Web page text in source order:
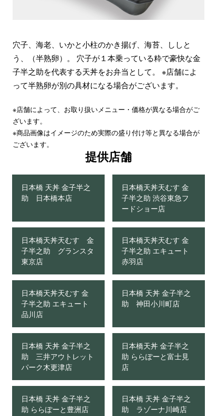
穴子、海老、いかと小柱のかき揚げ、海苔、ししと
う、（半熟卵）。 穴子が１本乗っている粋で豪快な金
子半之助を代表する天丼をお弁当として。 ※店舗によ
って半熟卵が別の具材になる場合がございます。
※店舗によって、お取り扱いメニュー・価格が異なる場合がご
ざいます。
※商品画像はイメージのため実際の盛り付け等と異なる場合が
ございます。
提供店舗
日本橋 天丼 金子半之
助 日本橋本店
日本橋天丼天むす 金
子半之助 渋谷東急フ
ードショー店
日本橋天丼天むす 金
子半之助 グランスタ
東京店
日本橋天丼天むす 金
子半之助 エキュート
赤羽店
日本橋天丼天むす 金
子半之助 エキュート
品川店
日本橋 天丼 金子半之
助 神田小川町店
日本橋 天丼 金子半之
助 三井アウトレット
パーク木更津店
日本橋天丼 金子半之
助 ららぽーと富士見
店
日本橋 天丼 金子半之
助 ららぽーと豊洲店
日本橋 天丼 金子半之
助 ラゾーナ川崎店